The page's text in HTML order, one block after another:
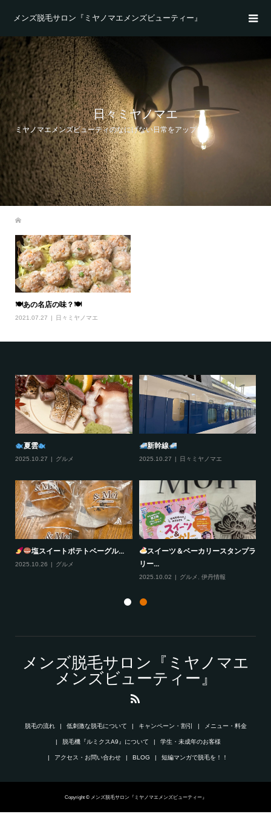
メンズ脱毛サロン『ミヤノマエメンズビューティー』
日々ミヤノマエ
ミヤノマエメンズビューティのなにげない日常をアップ
🍽あの名店の味？🍽
2021.07.27 日々ミヤノマエ
夏雲
2025.10.27 グルメ
新幹線
2025.10.27 日々ミヤノマエ
塩スイートポテトベーグル...
2025.10.26 グルメ
スイーツ＆ベーカリースタンプラ
リー...
2025.10.02 グルメ 伊丹情報
メンズ脱毛サロン『ミヤノマエ
メンズビューティー』
脱毛の流れ 低刺激な脱毛について キャンペーン・割引 メニュー・料金
脱毛機『ルミクスA9』について 学生・未成年のお客様
アクセス・お問い合わせ BLOG 短編マンガで脱毛を！！
Copyright © メンズ脱毛サロン『ミヤノマエメンズビューティー』